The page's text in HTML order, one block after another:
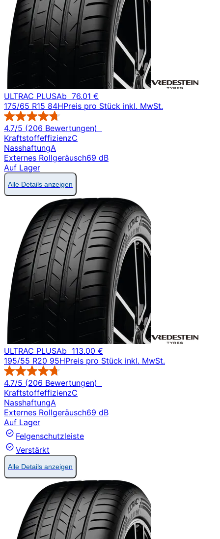
ULTRAC PLUSAb 76.01 €
175/65 R15 84HPreis pro Stück inkl. MwSt.
4.7/5 (206 Bewertungen)
KraftstoffeffizienzC
NasshaftungA
Externes Rollgeräusch69 dB
Auf Lager
Alle Details anzeigen
ULTRAC PLUSAb 113.00 €
195/55 R20 95HPreis pro Stück inkl. MwSt.
4.7/5 (206 Bewertungen)
KraftstoffeffizienzC
NasshaftungA
Externes Rollgeräusch69 dB
Auf Lager
Felgenschutzleiste
Verstärkt
Alle Details anzeigen